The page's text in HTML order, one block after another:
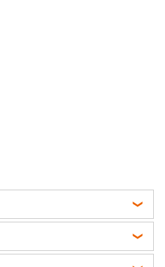
эффективное средство